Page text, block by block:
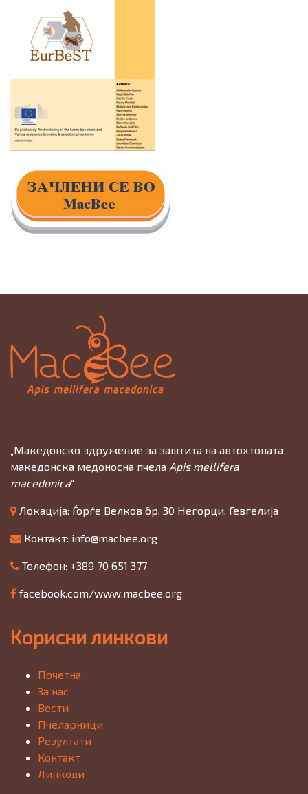
„Македонско здружение за заштита на автохтоната
македонска медоносна пчела Apis mellifera
macedonica“
Локација: Ѓорѓе Велков бр. 30 Негорци, Гевгелија
Контакт: info@macbee.org
Телефон: +389 70 651 377
facebook.com/www.macbee.org
Корисни линкови
Почетна
За нас
Вести
Пчеларници
Резултати
Контакт
Линкови